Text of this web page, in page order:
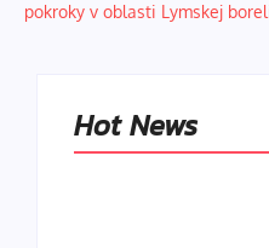
pokroky v oblasti Lymskej
Hot News